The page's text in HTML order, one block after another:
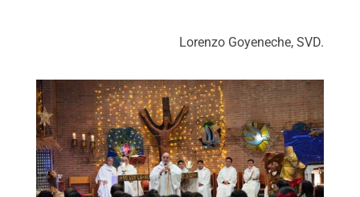
Lorenzo Goyeneche, SVD.